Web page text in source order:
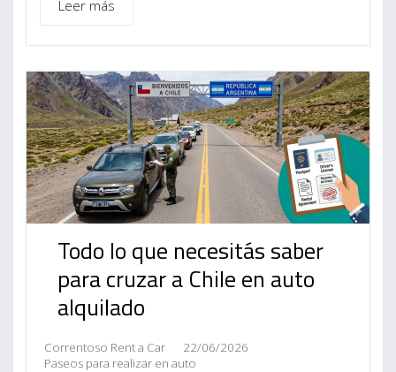
Leer más
Todo lo que necesitás saber
para cruzar a Chile en auto
alquilado
Correntoso Rent a Car
22/06/2026
Paseos para realizar en auto